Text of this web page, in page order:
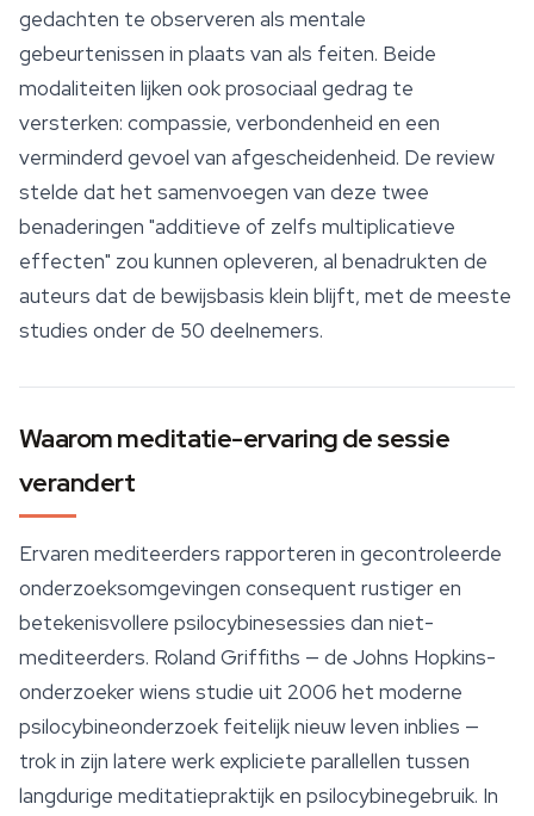
gedachten te observeren als mentale
gebeurtenissen in plaats van als feiten. Beide
modaliteiten lijken ook prosociaal gedrag te
versterken: compassie, verbondenheid en een
verminderd gevoel van afgescheidenheid. De review
stelde dat het samenvoegen van deze twee
benaderingen "additieve of zelfs multiplicatieve
effecten" zou kunnen opleveren, al benadrukten de
auteurs dat de bewijsbasis klein blijft, met de meeste
studies onder de 50 deelnemers.
Waarom meditatie-ervaring de sessie
verandert
Ervaren mediteerders rapporteren in gecontroleerde
onderzoeksomgevingen consequent rustiger en
betekenisvollere psilocybinesessies dan niet-
mediteerders. Roland Griffiths — de Johns Hopkins-
onderzoeker wiens studie uit 2006 het moderne
psilocybineonderzoek feitelijk nieuw leven inblies —
trok in zijn latere werk expliciete parallellen tussen
langdurige meditatiepraktijk en psilocybinegebruik. In